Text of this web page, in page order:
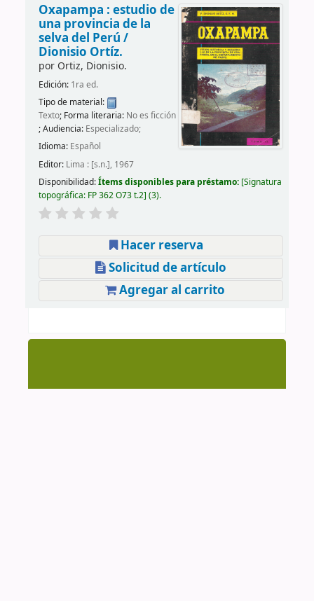
Oxapampa : estudio de
una provincia de la
selva del Perú /
Dionisio Ortíz.
por Ortiz, Dionisio.
Edición: 1ra ed.
Tipo de material:
Texto; Forma literaria: No es ficción
; Audiencia: Especializado;
Idioma: Español
Editor: Lima : [s.n.], 1967
Disponibilidad:Ítems disponibles para préstamo: Signatura
topográfica: FP 362 O73 t.2 (3).
Hacer reserva
Solicitud de artículo
Agregar al carrito